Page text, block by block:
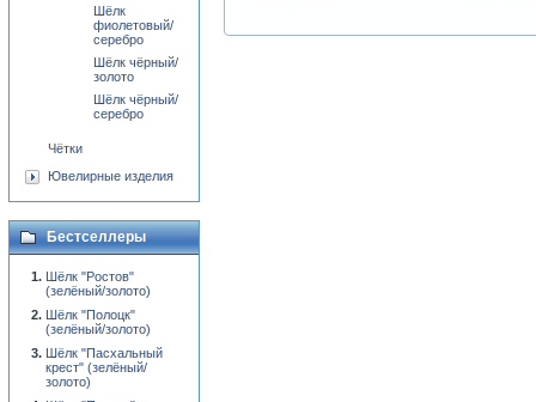
Шёлк
фиолетовый/
серебро
Шёлк чёрный/
золото
Шёлк чёрный/
серебро
Чётки
Ювелирные изделия
Бестселлеры
Шёлк "Ростов"
(зелёный/золото)
Шёлк "Полоцк"
(зелёный/золото)
Шёлк "Пасхальный
крест" (зелёный/
золото)